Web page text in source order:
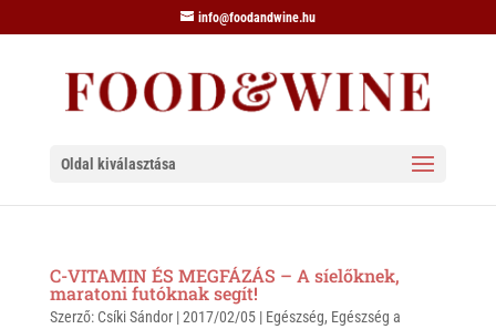
info@foodandwine.hu
Oldal kiválasztása
C-VITAMIN ÉS MEGFÁZÁS – A síelőknek,
maratoni futóknak segít!
Szerző: Csíki Sándor|2017/02/05| Egészség, Egészség a